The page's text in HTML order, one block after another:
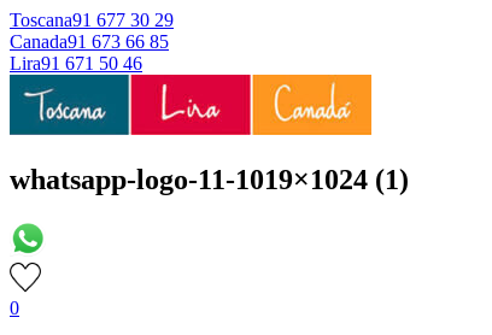
Toscana91 677 30 29
Canada91 673 66 85
Lira91 671 50 46
whatsapp-logo-11-1019×1024 (1)
0